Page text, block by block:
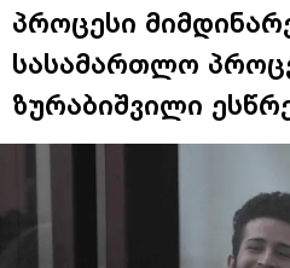
პროცესი
სასამართლო
ზურაბიშვილი